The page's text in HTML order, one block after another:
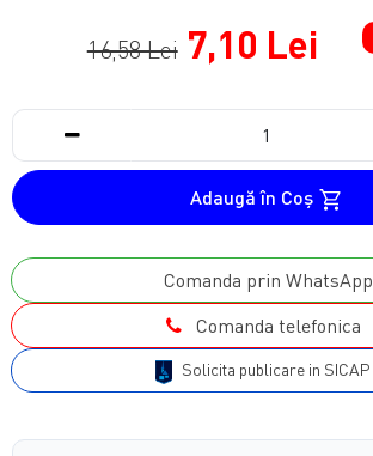
16,58 Lei 7,10 Lei
Adaugă în Coş
Comanda prin WhatsApp
Comanda telefonica
Solicita publicare in SICAP